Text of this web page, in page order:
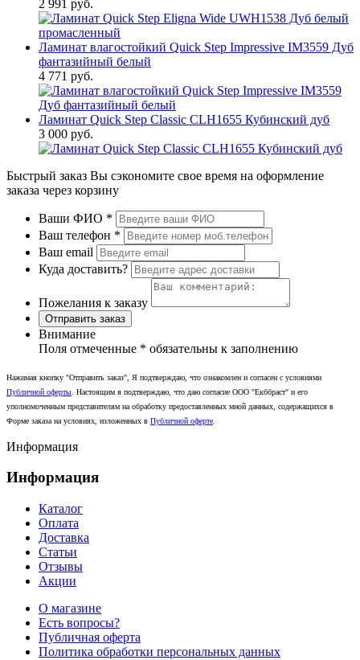
2 991 руб.
Ламинат влагостойкий Quick Step Impressive IM3559 Дуб
фантазийный белый
4 771 руб.
Ламинат Quick Step Classic CLH1655 Кубинский дуб
3 000 руб.
Быстрый заказ Вы сэкономите свое время на оформление
заказа через корзину
Ваши ФИО *
Ваш телефон *
Ваш email
Куда доставить?
Пожелания к заказу
Отправить заказ
Внимание
Поля отмеченные * обязательны к заполнению
Нажимая кнопку "Отправить заказ", Я подтверждаю, что ознакомлен и согласен с условиями
Публичной оферты . Настоящим я подтверждаю, что даю согласие ООО "Екббраст" и его
уполномоченным представителям на обработку предоставленных мной данных, содержащихся в
Форме заказа на условиях, изложенных в Публичной оферте
Информация
Информация
Каталог
Оплата
Доставка
Статьи
Отзывы
Акции
О магазине
Есть вопросы?
Публичная оферта
Политика обработки персональных данных